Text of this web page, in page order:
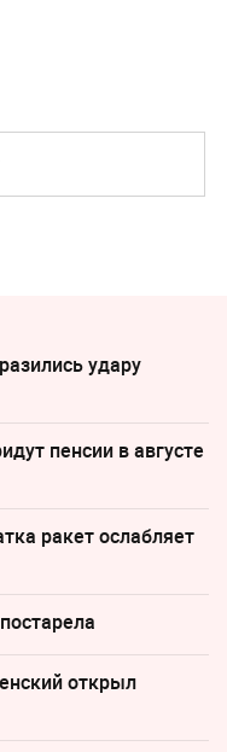
удару
пенсии в августе
ракет ослабляет
открыл